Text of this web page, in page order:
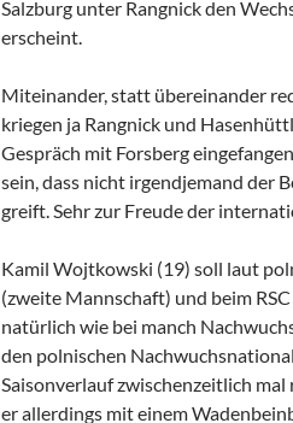
Salzburg unter Rangnick den
erscheint.
Miteinander, statt übereinander
kriegen ja Rangnick und
Gespräch mit Forsberg
sein, dass nicht irgendjemand der
greift. Sehr zur Freude der
Kamil Wojtkowski (19) soll laut
(zweite Mannschaft) und beim
natürlich wie bei manch
den polnischen
Saisonverlauf zwischenzeitlich
er allerdings mit einem